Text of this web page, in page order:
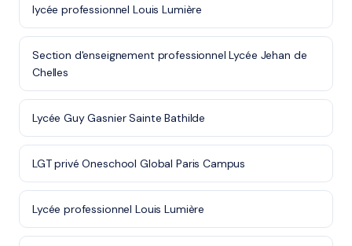
lycée professionnel Louis Lumière
Section d'enseignement professionnel Lycée Jehan de
Chelles
Lycée Guy Gasnier Sainte Bathilde
LGT privé Oneschool Global Paris Campus
Lycée professionnel Louis Lumière